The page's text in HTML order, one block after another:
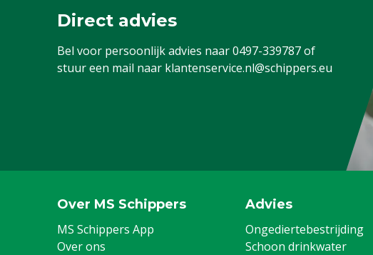
Direct advies
Bel voor persoonlijk advies naar0497-339787of
stuur een mail naar klantenservice.nl@schippers.eu
Over MS Schippers
MS Schippers App
Over ons
Advies
Ongediertebestrijding
Schoon drinkwater